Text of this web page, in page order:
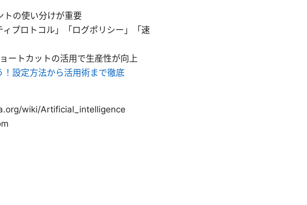
の使い分けが重要
プロトコル」「ログポリシー」「速
ートカットの活用で生産性が向上
設定方法から活用術まで徹底
wiki/Artificial_intelligence